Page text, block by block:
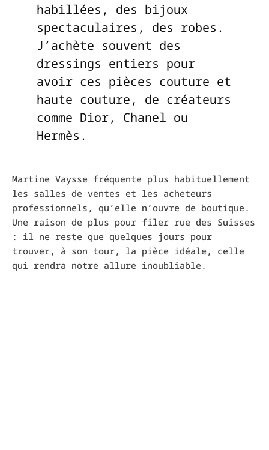
habillées, des bijoux
spectaculaires, des robes.
J’achète souvent des
dressings entiers pour
avoir ces pièces couture et
haute couture, de créateurs
comme Dior, Chanel ou
Hermès.
Martine Vaysse fréquente plus habituellement
les salles de ventes et les acheteurs
professionnels, qu’elle n’ouvre de boutique.
Une raison de plus pour filer rue des Suisses
: il ne reste que quelques jours pour
trouver, à son tour, la pièce idéale, celle
qui rendra notre allure inoubliable.